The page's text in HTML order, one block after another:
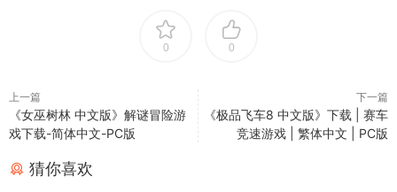
0 0
上一篇
《女巫树林 中文版》解谜冒险游
戏下载-简体中文-PC版
下一篇
《极品飞车8 中文版》下载 | 赛车
竞速游戏 | 繁体中文 | PC版
猜你喜欢